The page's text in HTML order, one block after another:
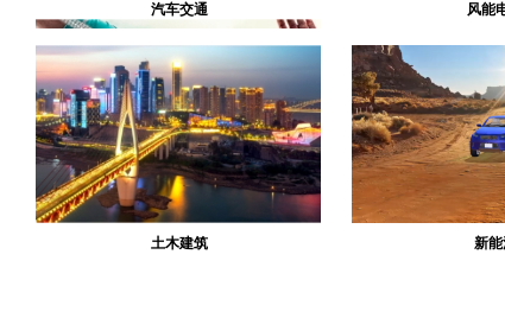
汽车交通 风能
生物医疗
土木建筑
新